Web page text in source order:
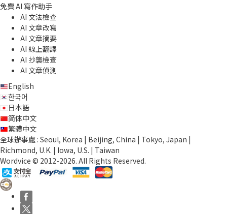
免費 AI 寫作助手
AI 文法檢查
AI 文章改寫
AI 文章摘要
AI 線上翻譯
AI 抄襲檢查
AI 文章偵測
English
한국어
日本語
简体中文
繁體中文
全球辦事處 : Seoul, Korea | Beijing, China | Tokyo, Japan |
Richmond, U.K. | Iowa, U.S. | Taiwan
Wordvice © 2012-2026. All Rights Reserved.